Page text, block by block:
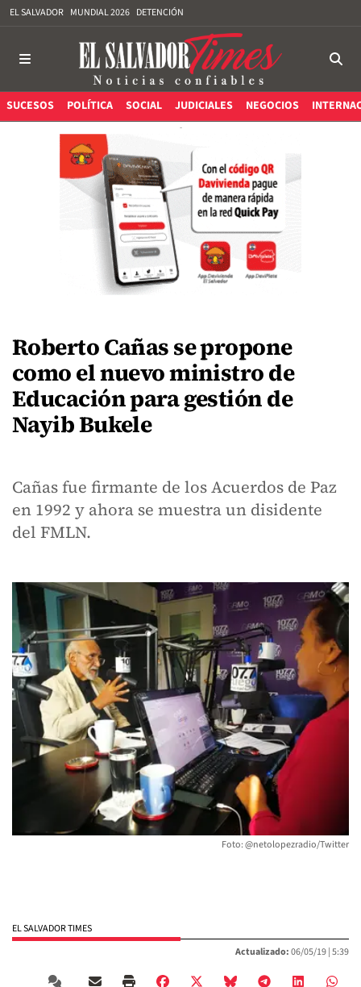
EL SALVADOR MUNDIAL 2026 DETENCIÓN
SUCESOS POLÍTICA SOCIAL JUDICIALES NEGOCIOS
Roberto Cañas se propone
como el nuevo ministro de
Educación para gestión de
Nayib Bukele
Cañas fue firmante de los Acuerdos de Paz
en 1992 y ahora se muestra un disidente
del FMLN.
Foto: @netolopezradio/Twitter
EL SALVADOR TIMES
Actualizado:06/05/19 |5:39